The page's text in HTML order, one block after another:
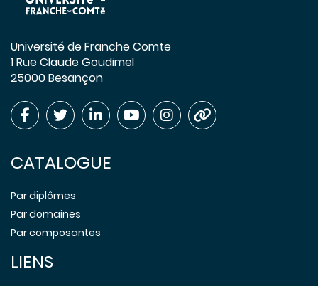
Université de Franche Comte
1 Rue Claude Goudimel
25000 Besançon
CATALOGUE
Par diplômes
Par domaines
Par composantes
LIENS